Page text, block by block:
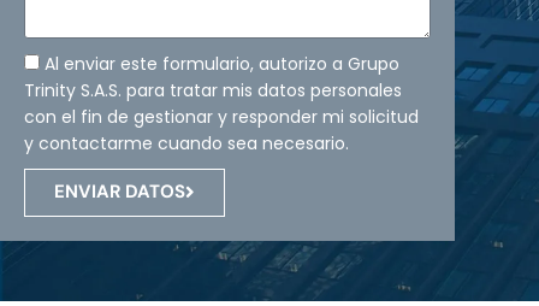
Al enviar este formulario, autorizo a Grupo
Trinity S.A.S. para tratar mis datos personales
con el fin de gestionar y responder mi solicitud
y contactarme cuando sea necesario.
ENVIAR DATOS